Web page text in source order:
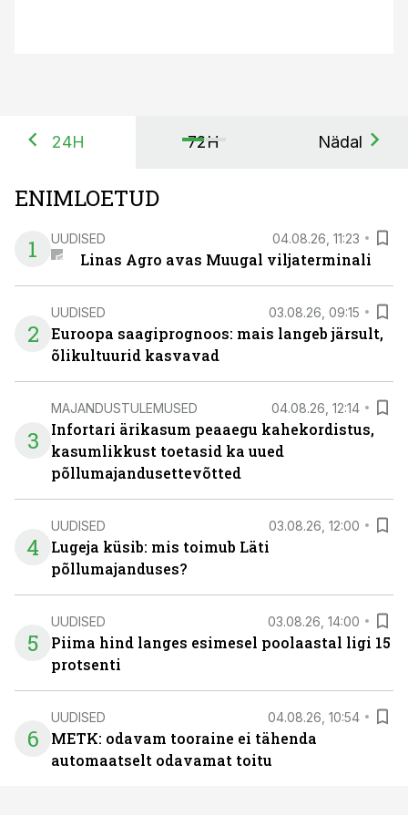
24H 72H Nädal
ENIMLOETUD
1
UUDISED 04.08.26, 11:23
Linas Agro avas Muugal viljaterminali
2
UUDISED 03.08.26, 09:15
Euroopa saagiprognoos: mais langeb järsult,
õlikultuurid kasvavad
3
MAJANDUSTULEMUSED 04.08.26, 12:14
Infortari ärikasum peaaegu kahekordistus,
kasumlikkust toetasid ka uued
põllumajandusettevõtted
4
UUDISED 03.08.26, 12:00
Lugeja küsib: mis toimub Läti
põllumajanduses?
5
UUDISED 03.08.26, 14:00
Piima hind langes esimesel poolaastal ligi 15
protsenti
6
UUDISED 04.08.26, 10:54
METK: odavam tooraine ei tähenda
automaatselt odavamat toitu